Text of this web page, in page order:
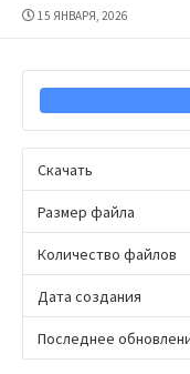
ДАТА
15 ЯНВАРЯ, 2026
Скачать
Размер файла
Количество файлов
Дата создания
Последнее